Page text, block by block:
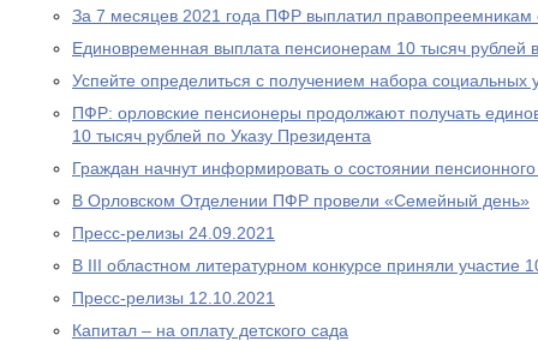
За 7 месяцев 2021 года ПФР выплатил
Единовременная выплата пенсионерам 10 тысяч рублей
Успейте определиться с получением набора социальных
ПФР: орловские пенсионеры продолжают получать
10 тысяч рублей по Указу Президента
Граждан начнут информировать о состоянии
В Орловском Отделении ПФР провели «Семейный день»
Пресс-релизы 24.09.2021
В III областном литературном конкурсе приняли участие
Пресс-релизы 12.10.2021
Капитал – на оплату детского сада